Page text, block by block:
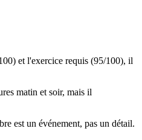
et l'exercice requis (95/100), il
matin et soir, mais il
est un événement, pas un détail.